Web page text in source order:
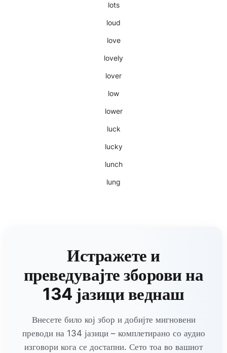
lots
loud
love
lovely
lover
low
lower
luck
lucky
lunch
lung
Истражете и
преведувајте зборови на
134 јазици веднаш
Внесете било кој збор и добијте мигновени
преводи на 134 јазици – комплетирано со аудио
изговори кога се достапни. Сето тоа во вашиот